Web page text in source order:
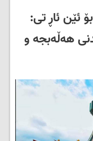
ئێن ئاڕ تی:
هەڵەبجە و